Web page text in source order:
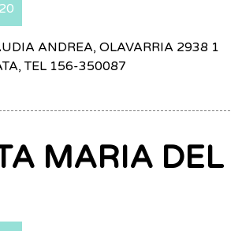
ANDREA, OLAVARRIA 2938 1
TEL 156-350087
MARIA DEL